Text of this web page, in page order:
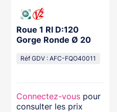
Roue 1 Rl D:120
Gorge Ronde Ø 20
Réf GDV : AFC-FQO40011
Connectez-vous pour
consulter les prix